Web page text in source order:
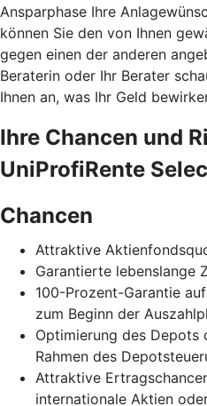
Ansparphase Ihre
können Sie den von Ihnen
gegen einen der anderen
Beraterin oder Ihr Berater
Ihnen an, was Ihr Geld
Ihre Chancen und
UniProfiRente
Chancen
Attraktive
Garantierte lebenslange
100-Prozent-Garantie
zum Beginn der
Optimierung des Depots
Rahmen des
Attraktive
internationale Aktien